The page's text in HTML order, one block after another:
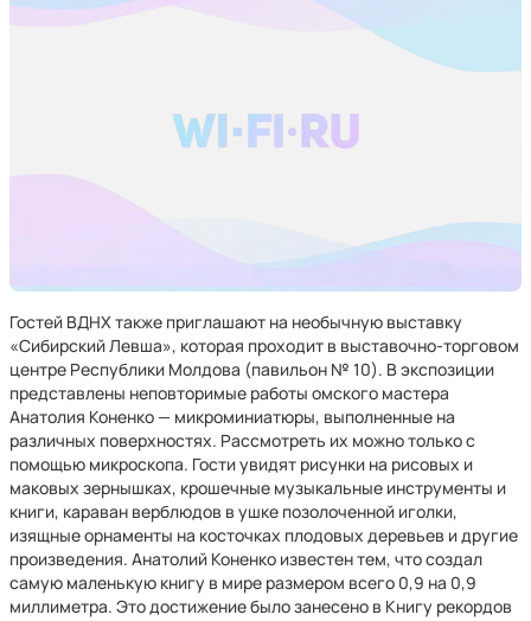
Гостей ВДНХ также приглашают на необычную выставку
«Сибирский Левша», которая проходит в выставочно-торговом
центре Республики Молдова (павильон № 10). В экспозиции
представлены неповторимые работы омского мастера
Анатолия Коненко — микроминиатюры, выполненные на
различных поверхностях. Рассмотреть их можно только с
помощью микроскопа. Гости увидят рисунки на рисовых и
маковых зернышках, крошечные музыкальные инструменты и
книги, караван верблюдов в ушке позолоченной иголки,
изящные орнаменты на косточках плодовых деревьев и другие
произведения. Анатолий Коненко известен тем, что создал
самую маленькую книгу в мире размером всего 0,9 на 0,9
миллиметра. Это достижение было занесено в Книгу рекордов